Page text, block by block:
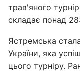
трав'яного
складає понад
Ястремська
України, яка
цього турніру.